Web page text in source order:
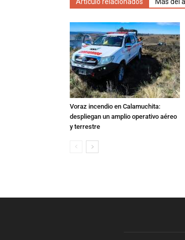
Voraz incendio en Calamuchita:
despliegan un amplio operativo aéreo
y terrestre